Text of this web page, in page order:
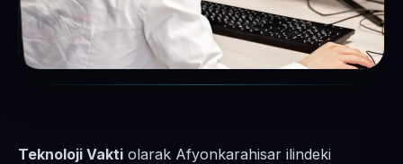
Teknoloji Vakti olarak Afyonkarahisar ilindeki